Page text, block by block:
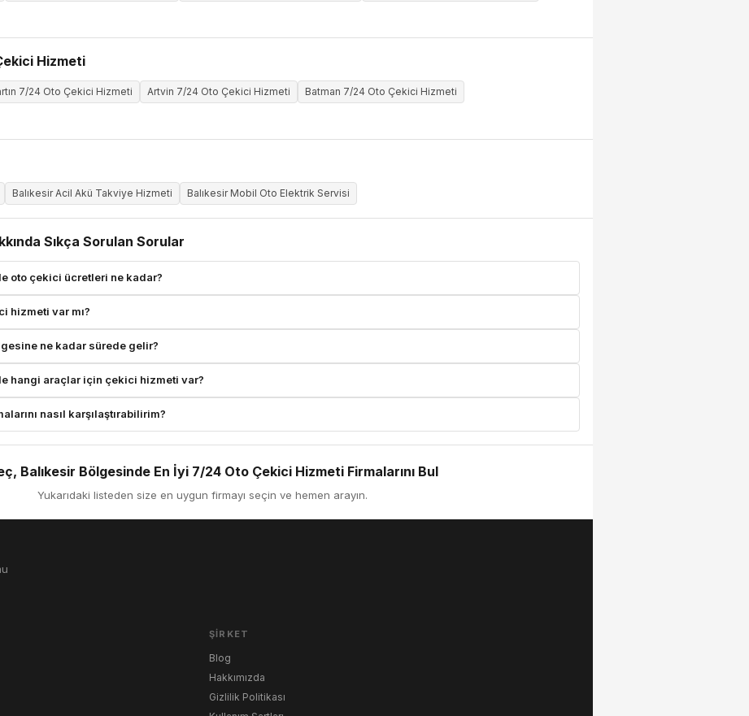
Hizmeti
7/24 Oto Çekici Hizmeti Artvin 7/24 Oto Çekici Hizmeti
Batman 7/24 Oto Çekici Hizmeti
Balıkesir Acil Akü Takviye Hizmeti Balıkesir Mobil Oto Elektrik Servisi
Sıkça Sorulan Sorular
oto çekici ücretleri ne kadar?
hizmeti var mı?
ne kadar sürede gelir?
hangi araçlar için çekici hizmeti var?
nasıl karşılaştırabilirim?
Balıkesir Bölgesinde En İyi 7/24 Oto Çekici Hizmeti Firmalarını Bul
Yukarıdaki listeden size en uygun firmayı seçin ve hemen arayın.
ŞIRKET
Blog
Hakkımızda
Gizlilik Politikası